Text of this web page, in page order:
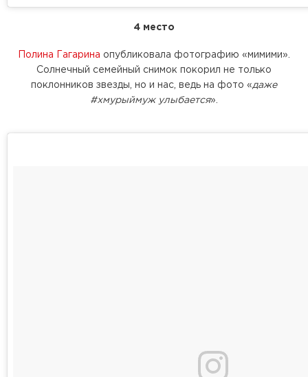
4 место
Полина Гагарина опубликовала фотографию «мимими».
Солнечный семейный снимок покорил не только
поклонников звезды, но и нас, ведь на фото «даже
#хмурыймуж улыбается».